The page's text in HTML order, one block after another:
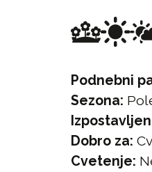
Podnebni
Sezona:
Dobro za:
Cvetenje: